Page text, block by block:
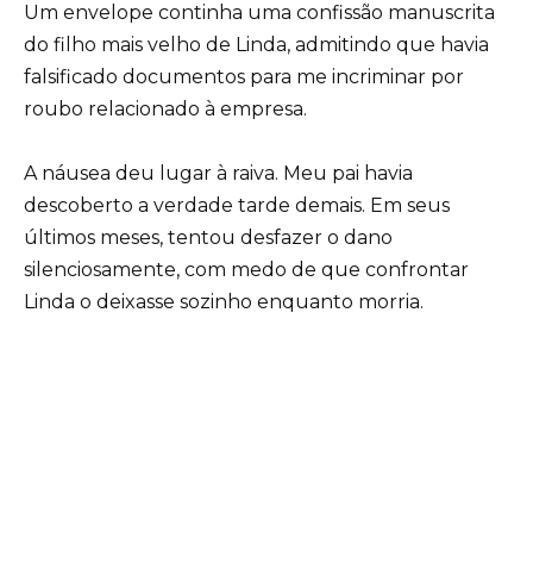
Um envelope continha uma confissão manuscrita
do filho mais velho de Linda, admitindo que havia
falsificado documentos para me incriminar por
roubo relacionado à empresa.
A náusea deu lugar à raiva. Meu pai havia
descoberto a verdade tarde demais. Em seus
últimos meses, tentou desfazer o dano
silenciosamente, com medo de que confrontar
Linda o deixasse sozinho enquanto morria.